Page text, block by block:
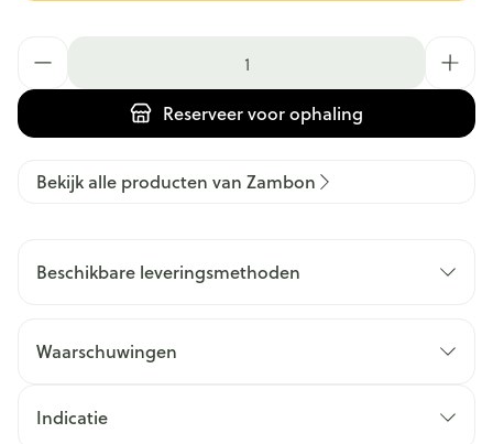
Reserveervoor ophaling
Bekijk alle producten van Zambon
Beschikbare leveringsmethoden
Waarschuwingen
Indicatie